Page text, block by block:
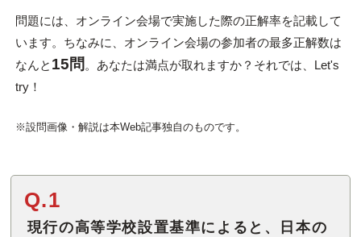
問題には、オンライン会場で実施した際の正解率を記載して
います。ちなみに、オンライン会場の参加者の最多正解数は
なんと 15問 。あなたは満点が取れますか？それでは、Let's
try！
※設問画像・解説は本Web記事独自のものです。
Q.1
現行の高等学校設置基準によると、日本の